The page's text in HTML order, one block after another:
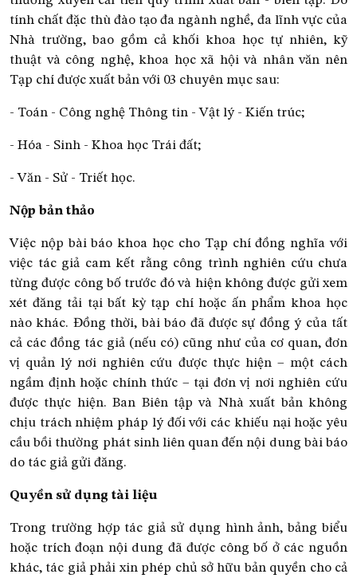
tính chất đặc thù đào tạo đa ngành nghề, đa lĩnh vực của
Nhà trường, bao gồm cả khối khoa học tự nhiên, kỹ
thuật và công nghệ, khoa học xã hội và nhân văn nên
Tạp chí được xuất bản với 03 chuyên mục sau:
- Toán - Công nghệ Thông tin - Vật lý - Kiến trúc;
- Hóa - Sinh - Khoa học Trái đất;
- Văn - Sử - Triết học.
Nộp bản thảo
Việc nộp bài báo khoa học cho Tạp chí đồng nghĩa với
việc tác giả cam kết rằng công trình nghiên cứu chưa
từng được công bố trước đó và hiện không được gửi xem
xét đăng tải tại bất kỳ tạp chí hoặc ấn phẩm khoa học
nào khác. Đồng thời, bài báo đã được sự đồng ý của tất
cả các đồng tác giả (nếu có) cũng như của cơ quan, đơn
vị quản lý nơi nghiên cứu được thực hiện – một cách
ngầm định hoặc chính thức – tại đơn vị nơi nghiên cứu
được thực hiện. Ban Biên tập và Nhà xuất bản không
chịu trách nhiệm pháp lý đối với các khiếu nại hoặc yêu
cầu bồi thường phát sinh liên quan đến nội dung bài báo
do tác giả gửi đăng.
Quyền sử dụng tài liệu
Trong trường hợp tác giả sử dụng hình ảnh, bảng biểu
hoặc trích đoạn nội dung đã được công bố ở các nguồn
khác, tác giả phải xin phép chủ sở hữu bản quyền cho cả